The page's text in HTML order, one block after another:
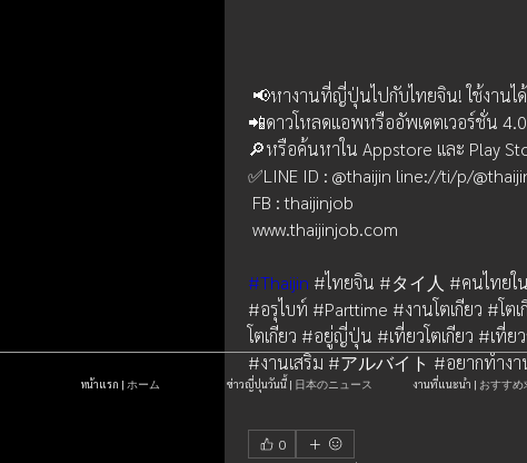
📢หางานที่ญี่ปุ่นไปกับไทยจิน! ใช้งาน
📲ดาวโหลดแอพหรืออัพเดตเวอร์ชั่น
🔎หรือค้นหาใน Appstore และ Play
✅LINE ID : @thaijin line://ti/p/
FB : thaijinjob
www.thaijinjob.com
#Thaijin #ไทยจิน #タイ人 #คนไท
#อรุไบท์ #Parttime #งานโตเกียว #โ
โตเกียว #อยู่ญี่ปุ่น #เที่ยวโตเกียว #เ
#งานเสริม #アルバイト #อยากทำง
0
หน้าแรก | ホーム ข่าวญี่ปุ่นวันนี้ | 日本のニュース งานที่แนะนำ | おすすめ